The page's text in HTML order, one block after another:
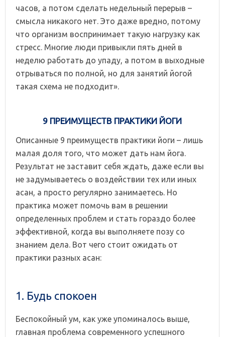
часов, а потом сделать недельный перерыв –
смысла никакого нет. Это даже вредно, потому
что организм воспринимает такую нагрузку как
стресс. Многие люди привыкли пять дней в
неделю работать до упаду, а потом в выходные
отрываться по полной, но для занятий йогой
такая схема не подходит».
9 ПРЕИМУЩЕСТВ ПРАКТИКИ ЙОГИ
Описанные 9 преимуществ практики йоги – лишь
малая доля того, что может дать нам йога.
Результат не заставит себя ждать, даже если вы
не задумываетесь о воздействии тех или иных
асан, а просто регулярно занимаетесь. Но
практика может помочь вам в решении
определенных проблем и стать гораздо более
эффективной, когда вы выполняете позу со
знанием дела. Вот чего стоит ожидать от
практики разных асан:
1. Будь спокоен
Беспокойный ум, как уже упоминалось выше,
главная проблема современного успешного